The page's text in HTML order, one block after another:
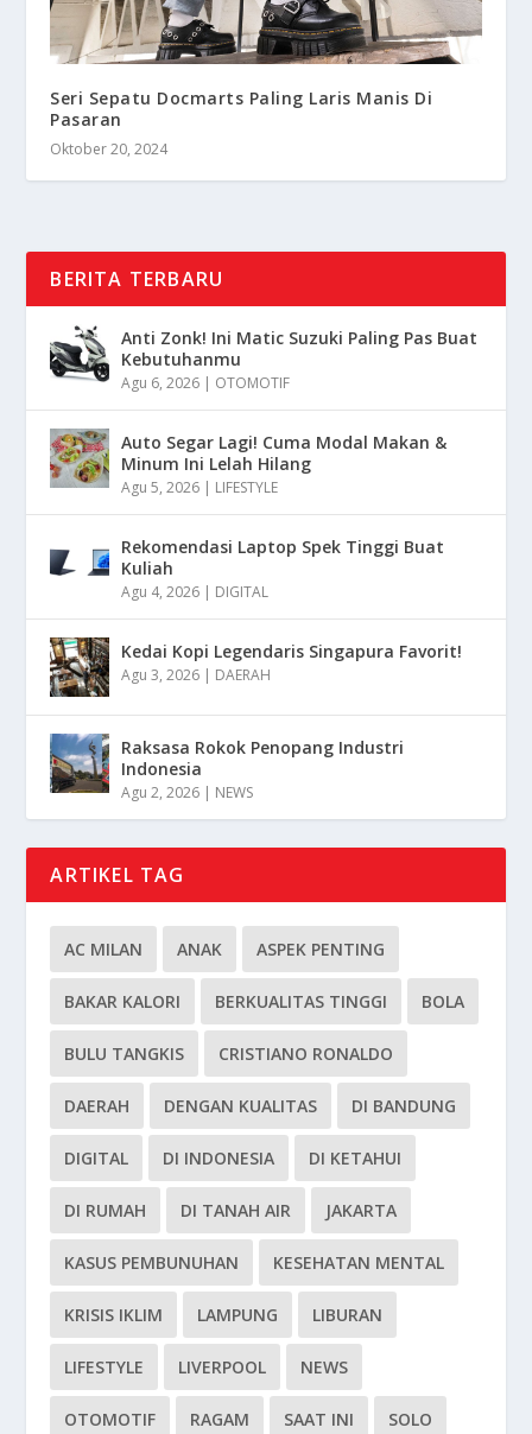
Seri Sepatu Docmarts Paling Laris Manis Di
Pasaran
Oktober 20, 2024
BERITA TERBARU
Anti Zonk! Ini Matic Suzuki Paling Pas Buat
Kebutuhanmu
Agu 6, 2026 | OTOMOTIF
Auto Segar Lagi! Cuma Modal Makan &
Minum Ini Lelah Hilang
Agu 5, 2026 | LIFESTYLE
Rekomendasi Laptop Spek Tinggi Buat
Kuliah
Agu 4, 2026 | DIGITAL
Kedai Kopi Legendaris Singapura Favorit!
Agu 3, 2026 | DAERAH
Raksasa Rokok Penopang Industri
Indonesia
Agu 2, 2026 | NEWS
ARTIKEL TAG
AC MILAN ANAK ASPEK PENTING
BAKAR KALORI BERKUALITAS TINGGI BOLA
BULU TANGKIS CRISTIANO RONALDO
DAERAH DENGAN KUALITAS DI BANDUNG
DIGITAL DI INDONESIA DI KETAHUI
DI RUMAH DI TANAH AIR JAKARTA
KASUS PEMBUNUHAN KESEHATAN MENTAL
KRISIS IKLIM LAMPUNG LIBURAN
LIFESTYLE LIVERPOOL NEWS
OTOMOTIF RAGAM SAAT INI SOLO